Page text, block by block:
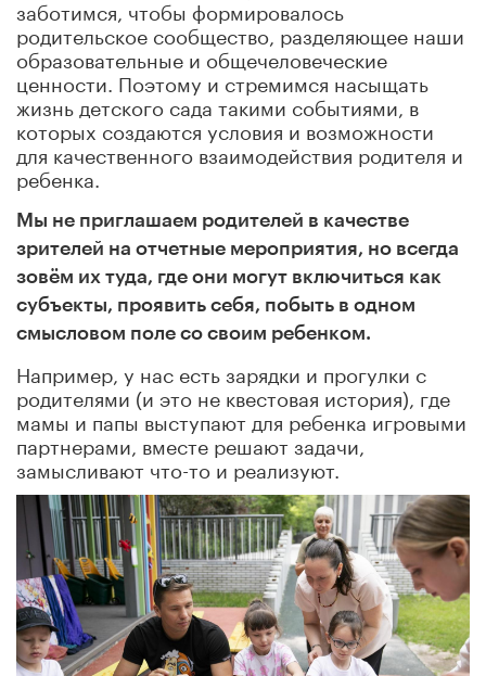
заботимся, чтобы формировалось
родительское сообщество, разделяющее наши
образовательные и общечеловеческие
ценности. Поэтому и стремимся насыщать
жизнь детского сада такими событиями, в
которых создаются условия и возможности
для качественного взаимодействия родителя и
ребенка.
Мы не приглашаем родителей в качестве
зрителей на отчетные мероприятия, но всегда
зовём их туда, где они могут включиться как
субъекты, проявить себя, побыть в одном
смысловом поле со своим ребенком.
Например, у нас есть зарядки и прогулки с
родителями (и это не квестовая история), где
мамы и папы выступают для ребенка игровыми
партнерами, вместе решают задачи,
замысливают что-то и реализуют.